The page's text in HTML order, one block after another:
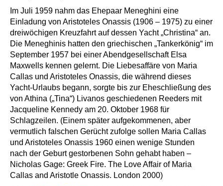
Im Juli 1959 nahm das Ehepaar Meneghini eine
Einladung von Aristoteles Onassis (1906 – 1975) zu einer
dreiwöchigen Kreuzfahrt auf dessen Yacht „Christina“ an.
Die Meneghinis hatten den griechischen „Tankerkönig“ im
September 1957 bei einer Abendgesellschaft Elsa
Maxwells kennen gelernt. Die Liebesaffäre von Maria
Callas und Aristoteles Onassis, die während dieses
Yacht-Urlaubs begann, sorgte bis zur Eheschließung des
von Athina („Tina“) Livanos geschiedenen Reeders mit
Jacqueline Kennedy am 20. Oktober 1968 für
Schlagzeilen. (Einem später aufgekommenen, aber
vermutlich falschen Gerücht zufolge sollen Maria Callas
und Aristoteles Onassis 1960 einen wenige Stunden
nach der Geburt gestorbenen Sohn gehabt haben –
Nicholas Gage: Greek Fire. The Love Affair of Maria
Callas and Aristotle Onassis. London 2000)